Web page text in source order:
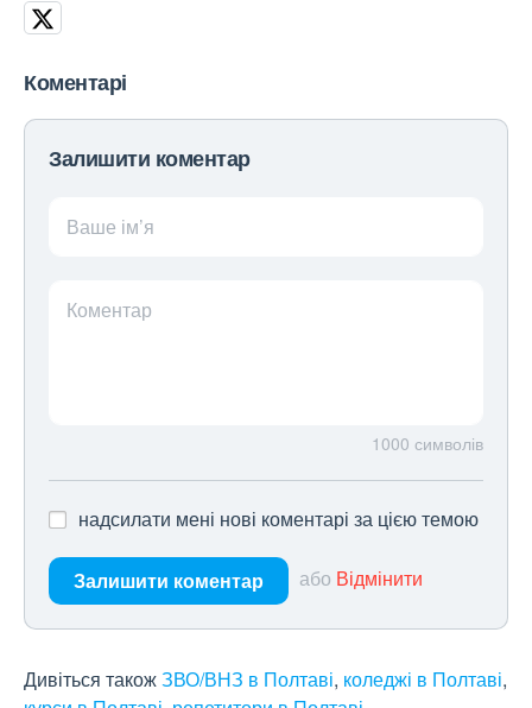
Коментарі
Залишити коментар
Ваше ім’я
Коментар
1000 символів
надсилати мені нові коментарі за цією темою
Залишити коментар або Відмінити
Дивіться такожЗВО/ВНЗ в Полтаві, коледжі в Полтаві,